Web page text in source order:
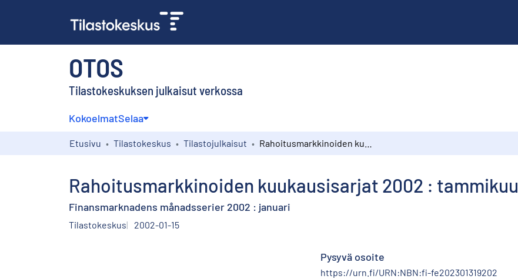
OTOS
Tilastokeskuksen julkaisut verkossa
KokoelmatSelaa
Etusivu Tilastokeskus Tilastojulkaisut
Rahoitusmarkkinoiden kuukausisarjat 2002 : tammikuu
Finansmarknadens månadsserier 2002 : januari
Tilastokeskus 2002-01-15
Pysyvä osoite
https://urn.fi/URN:NBN:fi-fe202301319202